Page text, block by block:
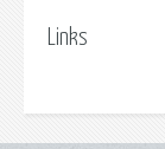
Links